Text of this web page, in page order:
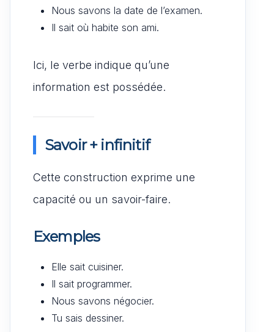
Nous savons la date de l’examen.
Il sait où habite son ami.
Ici, le verbe indique qu’une
information est possédée.
Savoir + infinitif
Cette construction exprime une
capacité ou un savoir-faire.
Exemples
Elle sait cuisiner.
Il sait programmer.
Nous savons négocier.
Tu sais dessiner.